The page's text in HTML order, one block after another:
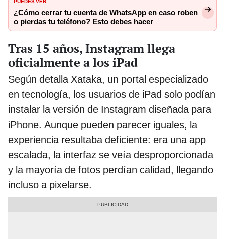
¿Cómo cerrar tu cuenta de WhatsApp en caso roben
o pierdas tu teléfono? Esto debes hacer
Tras 15 años, Instagram llega
oficialmente a los iPad
Según detalla Xataka, un portal especializado
en tecnología, los usuarios de iPad solo podían
instalar la versión de Instagram diseñada para
iPhone. Aunque pueden parecer iguales, la
experiencia resultaba deficiente: era una app
escalada, la interfaz se veía desproporcionada
y la mayoría de fotos perdían calidad, llegando
incluso a pixelarse.